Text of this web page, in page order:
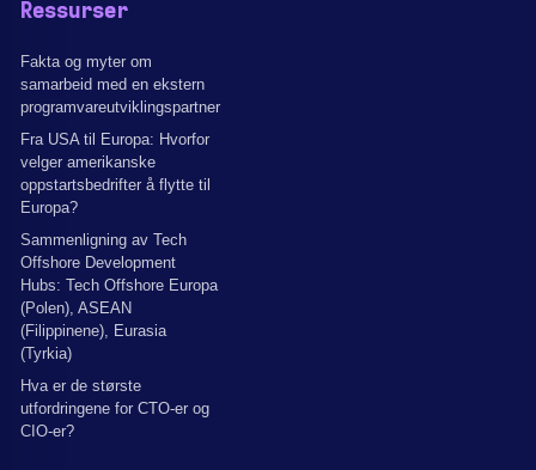
Ressurser
Fakta og myter om
samarbeid med en ekstern
programvareutviklingspartner
Fra USA til Europa: Hvorfor
velger amerikanske
oppstartsbedrifter å flytte til
Europa?
Sammenligning av Tech
Offshore Development
Hubs: Tech Offshore Europa
(Polen), ASEAN
(Filippinene), Eurasia
(Tyrkia)
Hva er de største
utfordringene for CTO-er og
CIO-er?